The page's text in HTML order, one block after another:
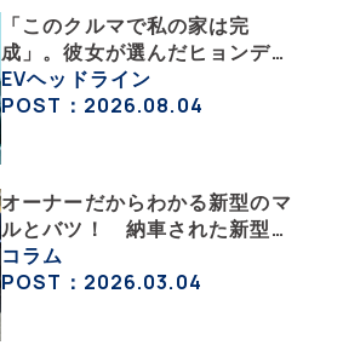
「このクルマで私の家は完
成」。彼女が選んだヒョンデ
「IONIQ 5」の「エネルギーハ
ック」な生活【ななみんEVレ
EVヘッドライン
POST：2026.08.04
オーナーだからわかる新型のマ
ルとバツ！ 納車された新型を
旧型モデルＹと細部まで比べて
みた【テスラ沼にはまった大学
コラム
POST：2026.03.04